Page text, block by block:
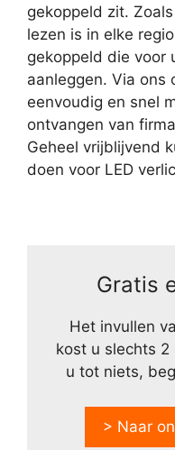
gekoppeld zit.
lezen is in elke
gekoppeld die voor
aanleggen. Via ons
eenvoudig en snel
ontvangen van
Geheel vrijblijvend
doen voor LED
Gratis
Het invullen
kost u slechts
u tot niets,
> Naar